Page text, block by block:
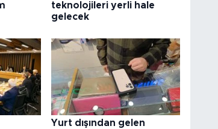
teknolojileri yerli hale
gelecek
Yurt dışından gelen